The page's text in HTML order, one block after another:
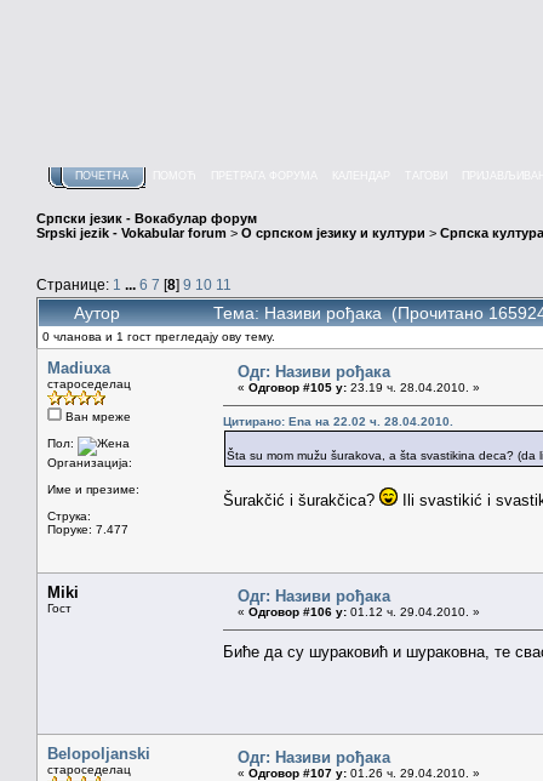
ПОЧЕТНА КАЛЕНДАР
Српски језик - Вокабулар форум
Srpski jezik - Vokabular forum > О српском језику и култури > Српска
Странице: 1 ... 6 7 [8] 9 10 11
Аутор Тема: Називи рођака (Прочитано
0 чланова и 1 гост прегледају ову тему.
Madiuxa
староседелац
Ван мреже
Пол:
Организација:
Име и презиме:
Струка:
Поруке: 7.477
Одг: Називи рођака
« Одговор #105 у: 23.19 ч. 28.04.2010. »
Цитирано: Ena на 22.02 ч. 28.04.2010.
Šta su mom mužu šurakova, a šta svastikina deca? (da
Šurakčić i šurakčica? Ili svastikić i
Miki
Гост
Одг: Називи рођака
« Одговор #106 у: 01.12 ч. 29.04.2010. »
Биће да су шураковић и шураковна, те
Belopoljanski
староседелац
Одг: Називи рођака
« Одговор #107 у: 01.26 ч. 29.04.2010. »